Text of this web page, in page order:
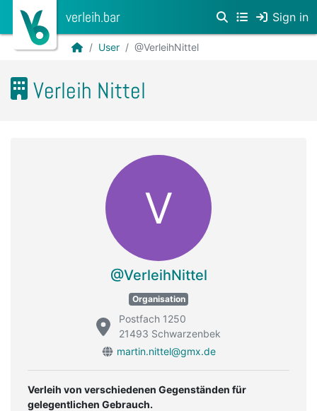
verleih.bar Sign in
User @VerleihNittel
Verleih Nittel
V
@VerleihNittel
Organisation
Postfach 1250
21493 Schwarzenbek
martin.nittel@gmx.de
Verleih von verschiedenen Gegenständen für
gelegentlichen Gebrauch.